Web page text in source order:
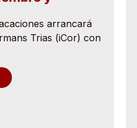
arrancará
Trias (iCor) con